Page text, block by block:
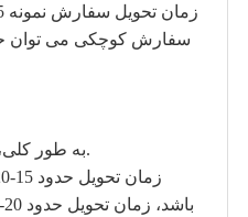
سفارش کوچکی می توان
A: به طور کلی، ما کالاهایی در انبار داریم.